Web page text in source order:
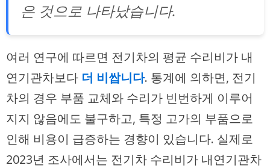
은 것으로 나타났습니다.
여러 연구에 따르면 전기차의 평균 수리비가 내
연기관차보다 더 비쌉니다. 통계에 의하면, 전기
차의 경우 부품 교체와 수리가 빈번하게 이루어
지지 않음에도 불구하고, 특정 고가의 부품으로
인해 비용이 급증하는 경향이 있습니다. 실제로
2023년 조사에서는 전기차 수리비가 내연기관차